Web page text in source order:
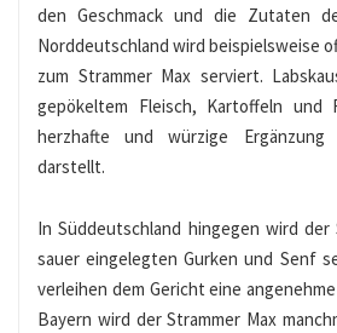
den Geschmack und die Zutaten
Norddeutschland wird beispielsweise
zum Strammer Max serviert.
gepökeltem Fleisch, Kartoffeln
herzhafte und würzige Ergänzung
darstellt.
In Süddeutschland hingegen wird
sauer eingelegten Gurken und Senf
verleihen dem Gericht eine
Bayern wird der Strammer Max